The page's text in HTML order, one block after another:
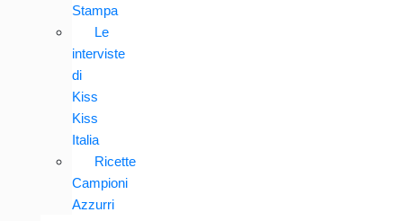
Stampa
Le
interviste
di
Kiss
Kiss
Italia
Ricette
Campioni
Azzurri